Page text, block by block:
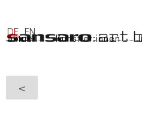
DE EN
aktuell Künstler:innen
<